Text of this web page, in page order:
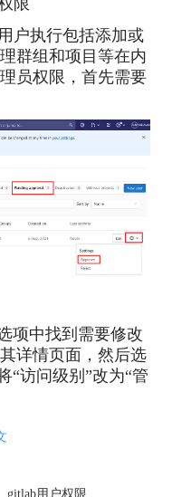
户执行包括添加或
群组和项目等在内
员权限，首先需要
项中找到需要修改
详情页面，然后选
“访问级别”改为“管
员权限。管理员权
有信任的用户获得
gitlab用户权限